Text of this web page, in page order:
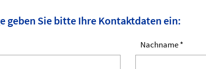
geben Sie bitte Ihre Kontaktdaten ein:
Nachname *